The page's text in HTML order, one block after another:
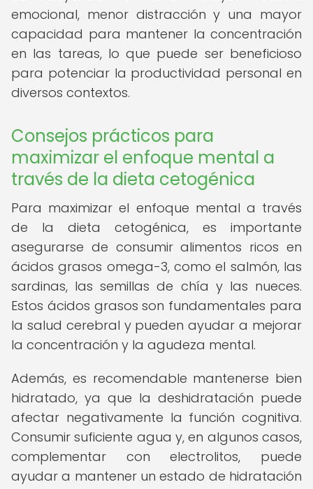
emocional, menor distracción y una mayor
capacidad para mantener la concentración
en las tareas, lo que puede ser beneficioso
para potenciar la productividad personal en
diversos contextos.
Consejos prácticos para
maximizar el enfoque mental a
través de la dieta cetogénica
Para maximizar el enfoque mental a través
de la dieta cetogénica, es importante
asegurarse de consumir alimentos ricos en
ácidos grasos omega-3, como el salmón, las
sardinas, las semillas de chía y las nueces.
Estos ácidos grasos son fundamentales para
la salud cerebral y pueden ayudar a mejorar
la concentración y la agudeza mental.
Además, es recomendable mantenerse bien
hidratado, ya que la deshidratación puede
afectar negativamente la función cognitiva.
Consumir suficiente agua y, en algunos casos,
complementar con electrolitos, puede
ayudar a mantener un estado de hidratación